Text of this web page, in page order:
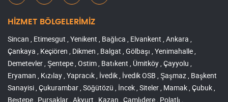
HİZMET BÖLGELERİMİZ
Sincan , Etimesgut , Yenikent , Bağlıca , Elvankent , Ankara ,
Çankaya , Keçiören , Dikmen , Balgat , Gölbaşı , Yenimahalle ,
Demetevler , Şentepe , Ostim , Batıkent , Ümitköy , Çayyolu ,
Eryaman , Kızılay , Yapracık , İvedik , İvedik OSB , Şaşmaz , Başkent
Sanayisi , Çukurambar , Söğütözü , İncek , Siteler , Mamak , Çubuk ,
Beştepe , Pursaklar , Akyurt , Kazan , Çamlıdere , Polatlı ,